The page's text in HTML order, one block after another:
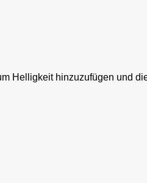
Helligkeit hinzuzufügen und